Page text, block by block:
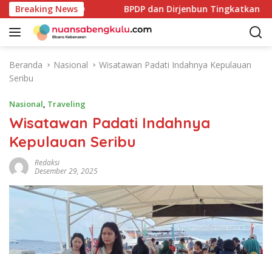
a
Breaking News
Antar OPD BPDP dan Dirjenbun Tingkatkan
Beranda Nasional
Wisatawan Padati Indahnya Kepulauan
Seribu
Nasional, Traveling
Wisatawan Padati Indahnya
Kepulauan Seribu
Redaksi
Desember 29, 2025